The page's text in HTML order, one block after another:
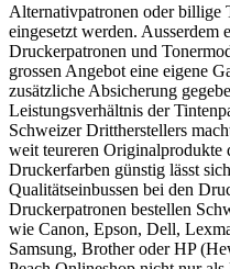
Alternativpatronen oder billige
eingesetzt werden. Ausserdem
Druckerpatronen und
grossen Angebot eine eigene
zusätzliche Absicherung
Leistungsverhältnis der
Schweizer Drittherstellers
weit teureren Originalprodukte
Druckerfarben günstig lässt
Qualitätseinbussen bei den
Druckerpatronen bestellen
wie Canon, Epson, Dell,
Samsung, Brother oder HP